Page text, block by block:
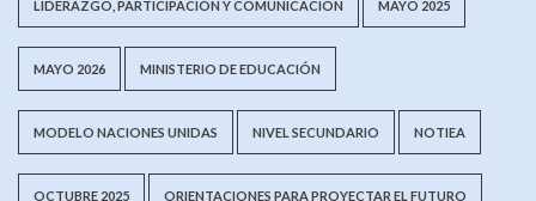
LIDERAZGO, PARTICIPACIÓN Y COMUNICACIÓN MAYO 2025
MAYO 2026 MINISTERIO DE EDUCACIÓN
MODELO NACIONES UNIDAS NIVEL SECUNDARIO NOTIEA
OCTUBRE 2025 ORIENTACIONES PARA PROYECTAR EL FUTURO